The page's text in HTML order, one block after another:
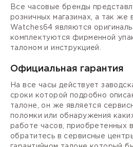
Все часовые бренды
розничных магазинах, а так же
Watches64 являются
комплектуются фирменной
талоном и инструкцией.
Официальная гарантия
На все часы действует
сроки которой подробно
талоне, он же является
поломки или обнаружения
работе часов, приобретенных в
обратитесь в сервисные